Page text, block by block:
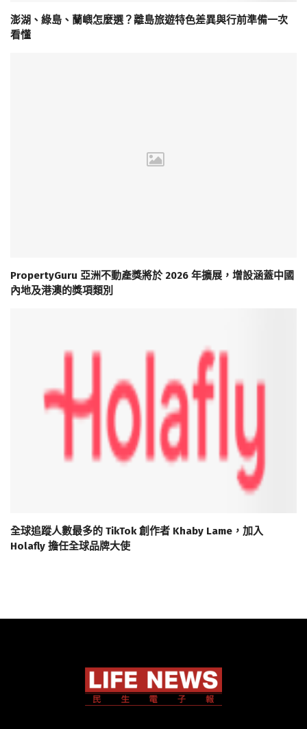
澎湖、綠島、蘭嶼怎麼選？離島旅遊特色差異與行前準備一次
看懂
PropertyGuru 亞洲不動產獎將於 2026 年擴展，增設涵蓋中國
內地及港澳的獎項類別
全球追蹤人數最多的 TikTok 創作者 Khaby Lame，加入
Holafly 擔任全球品牌大使